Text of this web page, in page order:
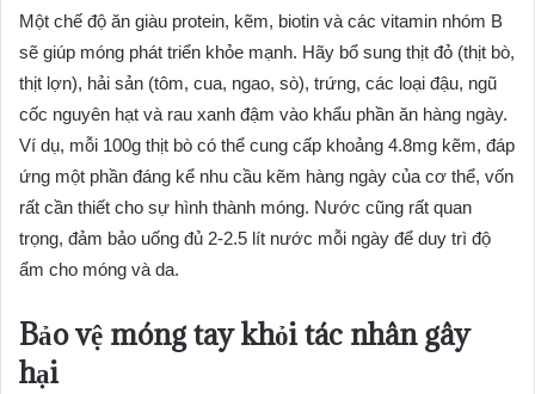
Một chế độ ăn giàu protein, kẽm, biotin và các vitamin nhóm B
sẽ giúp móng phát triển khỏe mạnh. Hãy bổ sung thịt đỏ (thịt bò,
thịt lợn), hải sản (tôm, cua, ngao, sò), trứng, các loại đậu, ngũ
cốc nguyên hạt và rau xanh đậm vào khẩu phần ăn hàng ngày.
Ví dụ, mỗi 100g thịt bò có thể cung cấp khoảng 4.8mg kẽm, đáp
ứng một phần đáng kể nhu cầu kẽm hàng ngày của cơ thể, vốn
rất cần thiết cho sự hình thành móng. Nước cũng rất quan
trọng, đảm bảo uống đủ 2-2.5 lít nước mỗi ngày để duy trì độ
ẩm cho móng và da.
Bảo vệ móng tay khỏi tác nhân gây
hại